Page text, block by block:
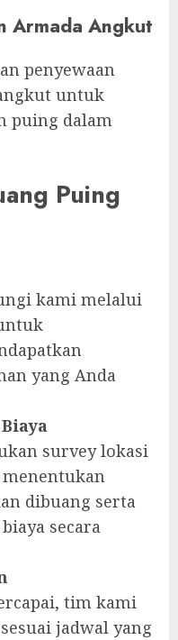
Armada Angkut
penyewaan
untuk
puing dalam
Puing
kami melalui
yang Anda
survey lokasi
dibuang serta
secara
tim kami
jadwal yang